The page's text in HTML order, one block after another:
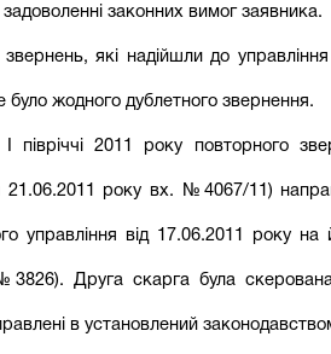
задоволенні законних вимог заявника.
звернень, які надійшли до
було жодного дублетного звернення.
півріччі 2011 року повторного
21.06.2011 року вх. №4067/11)
управління від 17.06.2011 року
Друга скарга була
в установлений